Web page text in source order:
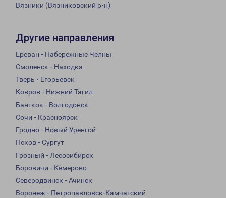
Вязники (Вязниковский р-н)
Другие направления
Ереван - Набережные Челны
Смоленск - Находка
Тверь - Егорьевск
Ковров - Нижний Тагил
Бангкок - Волгодонск
Сочи - Красноярск
Гродно - Новый Уренгой
Псков - Сургут
Грозный - Лесосибирск
Боровичи - Кемерово
Северодвинск - Ачинск
Воронеж - Петропавловск-Камчатский